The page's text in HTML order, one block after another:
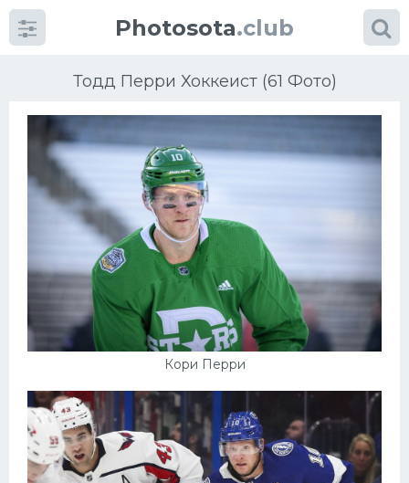
Photosota.club
Тодд Перри Хоккеист (61 Фото)
Кори Перри
КатегорииФото
Еще картинки...
Баскетбол
Велогонки
Конькобежный спорт
Тренажеры